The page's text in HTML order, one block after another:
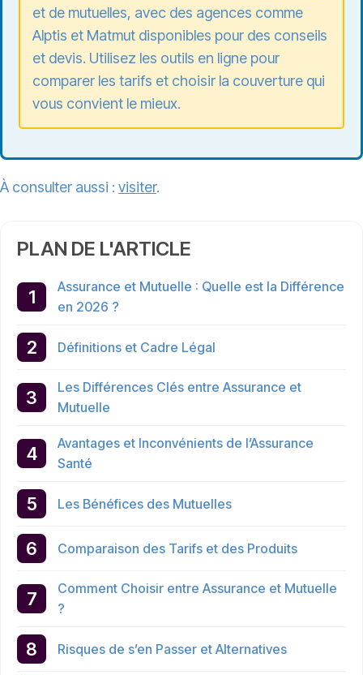
et de mutuelles, avec des agences comme
Alptis et Matmut disponibles pour des conseils
et devis. Utilisez les outils en ligne pour
comparer les tarifs et choisir la couverture qui
vous convient le mieux.
À consulter aussi : visiter.
PLAN DE L'ARTICLE
Assurance et Mutuelle : Quelle est la Différence
en 2026 ?
Définitions et Cadre Légal
Les Différences Clés entre Assurance et
Mutuelle
Avantages et Inconvénients de l’Assurance
Santé
Les Bénéfices des Mutuelles
Comparaison des Tarifs et des Produits
Comment Choisir entre Assurance et Mutuelle
?
Risques de s’en Passer et Alternatives